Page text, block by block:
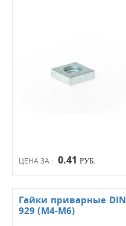
ЦЕНА ЗА : 0.41 РУБ.
Гайки приварные DIN
929 (М4-М6)